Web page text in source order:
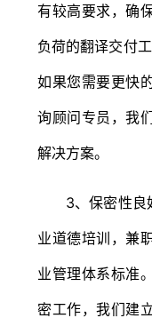
有较高要求，确
负荷的翻译交付
如果您需要更快
询顾问专员，我
解决方案。
3、保密性良好
业道德培训，兼
业管理体系标准
密工作，我们建